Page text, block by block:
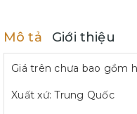
Mô tả Giới thiệu
Giá trên chưa bao gồm
Xuất xứ: Trung Quốc